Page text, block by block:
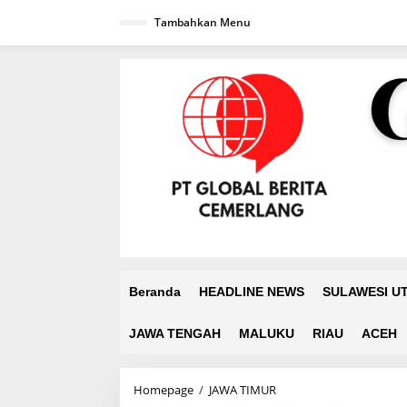
Tambahkan Menu
Beranda HEADLINE NEWS SULAWESI
JAWA TENGAH MALUKU RIAU ACEH
Homepage / JAWA TIMUR